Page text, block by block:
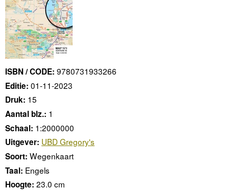
ISBN / CODE: 9780731933266
Editie: 01-11-2023
Druk: 15
Aantal blz.: 1
Schaal: 1:2000000
Uitgever: UBD Gregory's
Soort: Wegenkaart
Taal: Engels
Hoogte: 23.0 cm